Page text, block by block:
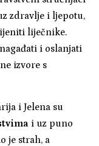
zdravlje i ljepotu,
liječnike.
i oslanjati
izvore s
i Jelena su
i uz puno
je strah, a